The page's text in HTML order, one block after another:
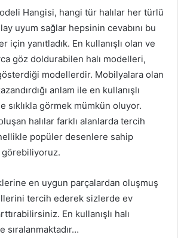
Hangisi, hangi tür halılar her türlü
uyum sağlar hepsinin cevabını bu
için yanıtladık. En kullanışlı olan ve
göz doldurabilen halı modelleri,
modellerdir. Mobilyalara olan
anlam ile en kullanışlı
sıklıkla görmek mümkün oluyor.
halılar farklı alanlarda tercih
popüler desenlere sahip
en uygun parçalardan oluşmuş
tercih ederek sizlerde ev
En kullanışlı halı
sıralanmaktadır…